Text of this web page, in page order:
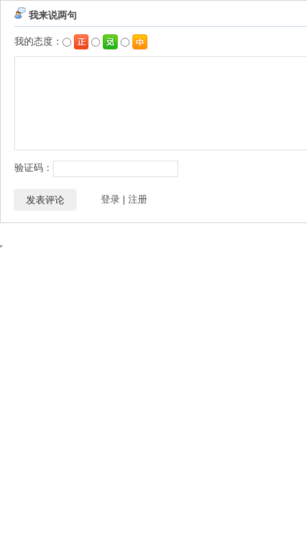
我来说两句
我的态度：
验证码：
登录 | 注册